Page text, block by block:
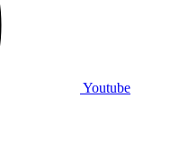
Youtube